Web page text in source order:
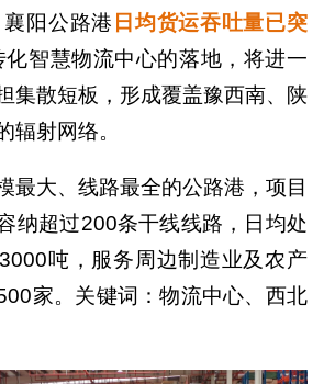
阳公路港 日均货运吞吐量已突
化智慧物流中心的落地，将进一
集散短板，形成覆盖豫西南、陕
辐射网络。
最大、线路最全的公路港，项目
纳超过200条干线线路，日均处
吨，服务周边制造业及农产
家。关键词：物流中心、西北